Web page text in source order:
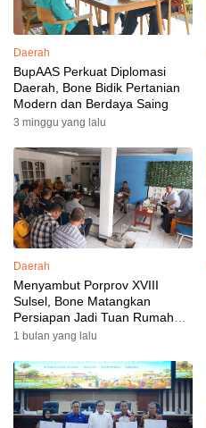
Daerah
BupAAS Perkuat Diplomasi
Daerah, Bone Bidik Pertanian
Modern dan Berdaya Saing
3 minggu yang lalu
Daerah
Menyambut Porprov XVIII
Sulsel, Bone Matangkan
Persiapan Jadi Tuan Rumah
yang Berkesan: Wakil Bupati
Targetkan Venue dan
Akomodasi Rampung
1 bulan yang lalu